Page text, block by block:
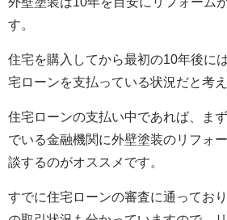
す。
住宅を購入してから最初の10年後に
宅ローンを支払っている状況だと考え
住宅ローンの支払い中であれば、ま
でいる金融機関に外壁塗装のリフォ
談するのがオススメです。
すでに住宅ローンの審査に通ってお